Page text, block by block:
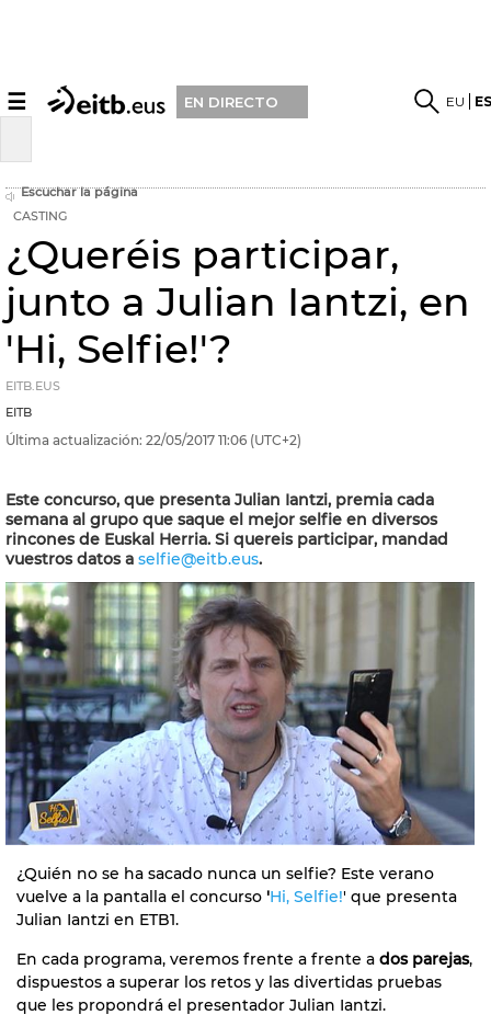
☰ EN DIRECTO EU
Escuchar la página
CASTING
¿Queréis participar,
junto a Julian Iantzi, en
'Hi, Selfie!'?
EITB.EUS
EITB
Última actualización: 22/05/2017 11:06 (UTC+2)
Este concurso, que presenta Julian Iantzi, premia cada
semana al grupo que saque el mejor selfie en diversos
rincones de Euskal Herria. Si quereis participar, mandad
vuestros datos a selfie@eitb.eus.
¿Quién no se ha sacado nunca un selfie? Este verano
vuelve a la pantalla el concurso 'Hi, Selfie!' que presenta
Julian Iantzi en ETB1.
En cada programa, veremos frente a frente a dos parejas,
dispuestos a superar los retos y las divertidas pruebas
que les propondrá el presentador Julian Iantzi.